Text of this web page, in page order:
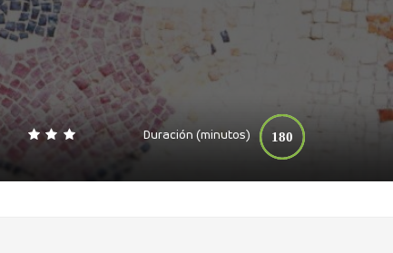
Duración (minutos) 180
0 140